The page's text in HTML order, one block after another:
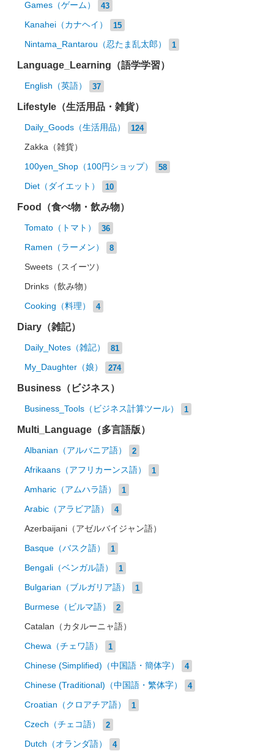
Games（ゲーム） 43
Kanahei（カナヘイ） 15
Nintama_Rantarou（忍たま乱太郎） 1
Language_Learning（語学学習）
English（英語） 37
Lifestyle（生活用品・雑貨）
Daily_Goods（生活用品） 124
Zakka（雑貨）
100yen_Shop（100円ショップ） 58
Diet（ダイエット） 10
Food（食べ物・飲み物）
Tomato（トマト） 36
Ramen（ラーメン） 8
Sweets（スイーツ）
Drinks（飲み物）
Cooking（料理） 4
Diary（雑記）
Daily_Notes（雑記） 81
My_Daughter（娘） 274
Business（ビジネス）
Business_Tools（ビジネス計算ツール） 1
Multi_Language（多言語版）
Albanian（アルバニア語） 2
Afrikaans（アフリカーンス語） 1
Amharic（アムハラ語） 1
Arabic（アラビア語） 4
Azerbaijani（アゼルバイジャン語）
Basque（バスク語） 1
Bengali（ベンガル語） 1
Bulgarian（ブルガリア語） 1
Burmese（ビルマ語） 2
Catalan（カタルーニャ語）
Chewa（チェワ語） 1
Chinese (Simplified)（中国語・簡体字） 4
Chinese (Traditional)（中国語・繁体字） 4
Croatian（クロアチア語） 1
Czech（チェコ語） 2
Dutch（オランダ語） 4